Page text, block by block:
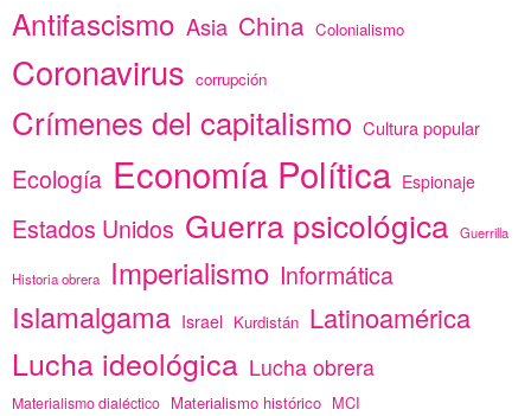
Antifascismo Asia China Colonialismo
Coronavirus corrupción
Crímenes del capitalismo Cultura popular
Ecología Economía Política Espionaje
Estados Unidos Guerra psicológica Guerrilla
Historia obrera Imperialismo Informática
Islamalgama Israel Kurdistán Latinoamérica
Lucha ideológica Lucha obrera
Materialismo dialéctico Materialismo histórico MCI